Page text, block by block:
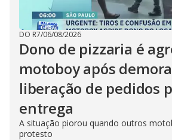
DO R7/06/08/2026
Dono de pizzaria é
motoboy após
liberação de pedidos
entrega
A situação piorou quando outros
protesto